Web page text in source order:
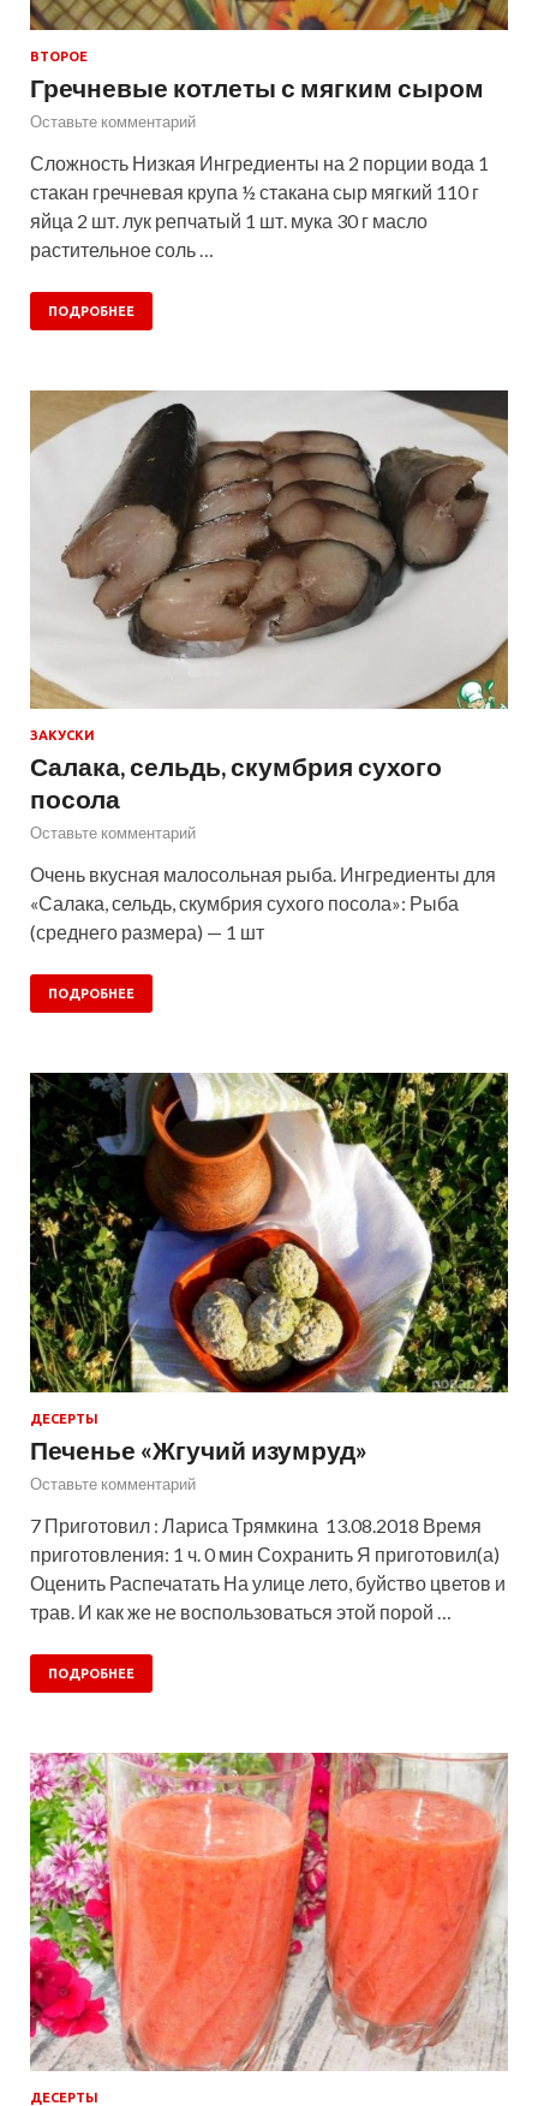
ВТОРОЕ
Гречневые котлеты с мягким сыром
Оставьте комментарий
Сложность Низкая Ингредиенты на 2 порции вода 1
стакан гречневая крупа ½ стакана сыр мягкий 110 г
яйца 2 шт. лук репчатый 1 шт. мука 30 г масло
растительное соль …
ПОДРОБНЕЕ
ЗАКУСКИ
Салака, сельдь, скумбрия сухого
посола
Оставьте комментарий
Очень вкусная малосольная рыба. Ингредиенты для
«Салака, сельдь, скумбрия сухого посола»: Рыба
(среднего размера) — 1 шт
ПОДРОБНЕЕ
ДЕСЕРТЫ
Печенье «Жгучий изумруд»
Оставьте комментарий
7 Приготовил : Лариса Трямкина 13.08.2018 Время
приготовления: 1 ч. 0 мин Сохранить Я приготовил(а)
Оценить Распечатать На улице лето, буйство цветов и
трав. И как же не воспользоваться этой порой …
ПОДРОБНЕЕ
ДЕСЕРТЫ